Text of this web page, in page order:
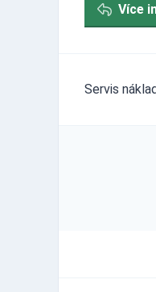
Více
Servis